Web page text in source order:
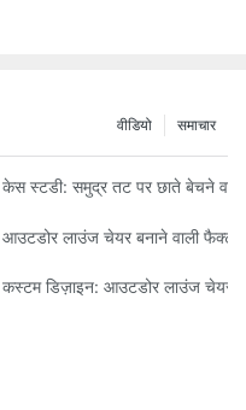
समाचार
वीडियो
अम्ब्रेला वितरक ढूँढना
केस स्टडी: समुद्र तट पर छाते बेचने
उम्मीद करें
आउटडोर लाउंज चेयर बनाने वाली
गुणवत्ता का मूल्यांकन कैसे करें
कस्टम डिज़ाइन: आउटडोर लाउंज चेयर